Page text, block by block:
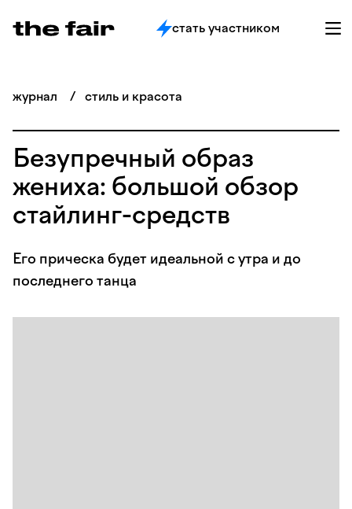
стать участником
журнал / стиль и красота
Безупречный образ
жениха: большой обзор
стайлинг-средств
Его прическа будет идеальной с утра и до
последнего танца